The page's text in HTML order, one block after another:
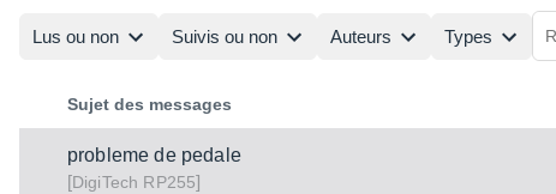
Lus ou non Suivis ou non Auteurs Types
Sujet des messages
probleme de pedale
[DigiTech RP255]